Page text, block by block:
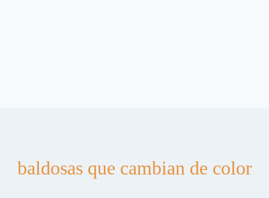
baldosas que cambian de color